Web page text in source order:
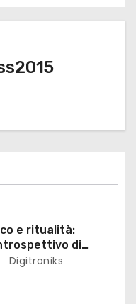
e ritualità:
di
Digitroniks